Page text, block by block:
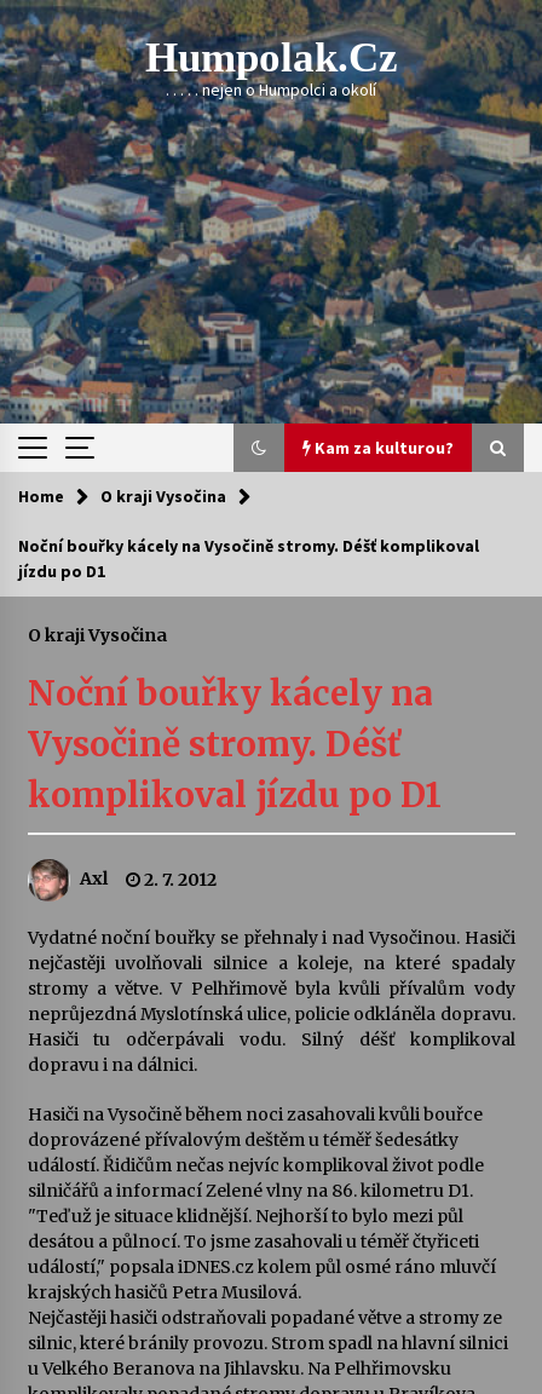
Skip
to
content
Humpolak.cz
. . . . . nejen o Humpolci a okolí
Kam za kulturou?
Kam za kulturou?
Vernisáž výstavy Josefíny Duškové: Stávám se
30. 7. 2026
Veselí muzikanti
30. 7. 2026
šedesátka: 28. 7.–1. 8. 2026
28. 7. 2026
Letní koncerty ve Stromovce: Kolchoz a
Jenakaši
28. 7. 2026
Votavžatský ploty
23. 7. 2026
Letní koncerty ve Stromovce: Rufus Miller
22. 7. 2026
Vysočinka
17. 7. 2026
Home O kraji Vysočina
Noční bouřky kácely na Vysočině stromy. Déšť komplikoval
jízdu po D1
O kraji Vysočina
Noční bouřky kácely na
Vysočině stromy. Déšť
komplikoval jízdu po D1
Axl 2. 7. 2012
Vydatné noční bouřky se přehnaly i nad Vysočinou. Hasiči
nejčastěji uvolňovali silnice a koleje, na které spadaly
stromy a větve. V Pelhřimově byla kvůli přívalům vody
neprůjezdná Myslotínská ulice, policie odkláněla dopravu.
Hasiči tu odčerpávali vodu. Silný déšť komplikoval
dopravu i na dálnici.
Hasiči na Vysočině během noci zasahovali kvůli bouřce
doprovázené přívalovým deštěm u téměř šedesátky
událostí. Řidičům nečas nejvíc komplikoval život podle
silničářů a informací Zelené vlny na 86. kilometru D1.
"Teď už je situace klidnější. Nejhorší to bylo mezi půl
desátou a půlnocí. To jsme zasahovali u téměř čtyřiceti
událostí," popsala iDNES.cz kolem půl osmé ráno mluvčí
krajských hasičů Petra Musilová.
Nejčastěji hasiči odstraňovali popadané větve a stromy ze
silnic, které bránily provozu. Strom spadl na hlavní silnici
u Velkého Beranova na Jihlavsku. Na Pelhřimovsku